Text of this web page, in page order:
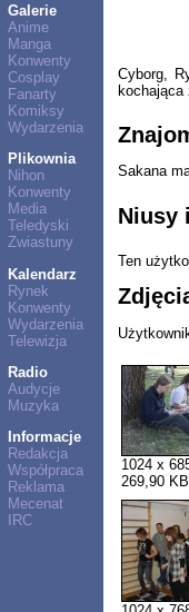
Galerie
Anime
Manga
Konwenty
Cosplay
Fanarty
Komiksy
Wydarzenia
Plikownia
Nihon
Konwenty
Media
Teledyski
Zwiastuny
Kalendarz
Rynek
Konwenty
Wydarzenia
Telewizja
Radio
Audycje
Muzyka
Informacje
Redakcja
Współpraca
Reklama
Mecenat
IRC
Cyborg,
kochająca
Sakana
Niusy
Ten
1024 x
269,90 KB